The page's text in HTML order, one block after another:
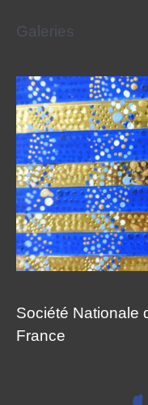
Galeries
Société Nationale
France